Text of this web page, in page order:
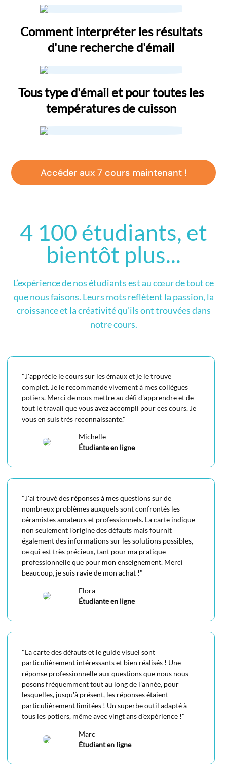
Comment interpréter les résultats
d'une recherche d'émail
Tous type d'émail et pour toutes les
températures de cuisson
Accéder aux 7 cours maintenant !
4 100 étudiants, et
bientôt plus...
L’expérience de nos étudiants est au cœur de tout ce
que nous faisons. Leurs mots reflètent la passion, la
croissance et la créativité qu’ils ont trouvées dans
notre cours.
"J'apprécie le cours sur les émaux et je le trouve
complet. Je le recommande vivement à mes collègues
potiers. Merci de nous mettre au défi d'apprendre et de
tout le travail que vous avez accompli pour ces cours. Je
vous en suis très reconnaissante."
Michelle
Étudiante en ligne
"J'ai trouvé des réponses à mes questions sur de
nombreux problèmes auxquels sont confrontés les
céramistes amateurs et professionnels. La carte indique
non seulement l'origine des défauts mais fournit
également des informations sur les solutions possibles,
ce qui est très précieux, tant pour ma pratique
professionnelle que pour mon enseignement. Merci
beaucoup, je suis ravie de mon achat !"
Flora
Étudiante en ligne
"La carte des défauts et le guide visuel sont
particulièrement intéressants et bien réalisés ! Une
réponse professionnelle aux questions que nous nous
posons fréquemment tout au long de l'année, pour
lesquelles, jusqu'à présent, les réponses étaient
particulièrement limitées ! Un superbe outil adapté à
tous les potiers, même avec vingt ans d'expérience !"
Marc
Étudiant en ligne